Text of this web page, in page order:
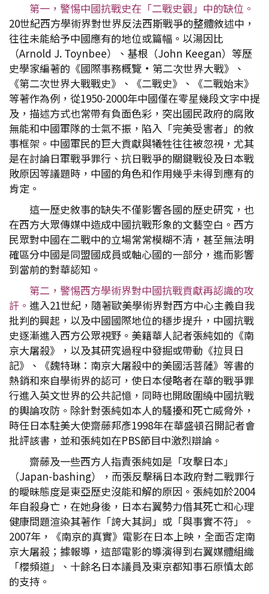
第一，警惕中國抗戰史在「二戰史觀」中的缺位。
20世紀西方學術界對世界反法西斯戰爭的整體敘述中，
往往未能給予中國應有的地位或篇幅。以湯因比
（Arnold J. Toynbee）、基根（John Keegan）等歷
史學家編著的《國際事務概覽•第二次世界大戰》、
《第二次世界大戰戰史》、《二戰史》、《二戰始末》
等著作為例，從1950-2000年中國僅在零星幾段文字中提
及，描述方式也常帶有負面色彩，突出國民政府的腐敗
無能和中國軍隊的士氣不振，陷入「完美受害者」的敘
事框架。中國軍民的巨大貢獻與犧牲往往被忽視，尤其
是在討論日軍戰爭罪行、抗日戰爭的關鍵戰役及日本戰
敗原因等議題時，中國的角色和作用幾乎未得到應有的
肯定。
這一歷史敘事的缺失不僅影響各國的歷史研究，也
在西方大眾傳媒中造成中國抗戰形象的文藝空白。西方
民眾對中國在二戰中的立場常常模糊不清，甚至無法明
確區分中國是同盟國成員或軸心國的一部分，進而影響
到當前的對華認知。
第二，警惕西方學術界對中國抗戰貢獻再認識的攻
訐。 進入21世紀，隨著歐美學術界對西方中心主義自我
批判的興起，以及中國國際地位的穩步提升，中國抗戰
史逐漸進入西方公眾視野。美籍華人記者張純如的《南
京大屠殺》，以及其研究過程中發掘或帶動《拉貝日
記》、《魏特琳：南京大屠殺中的美國活菩薩》等書的
熱銷和來自學術界的認可，使日本侵略者在華的戰爭罪
行進入英文世界的公共記憶，同時也開啟圍繞中國抗戰
的輿論攻防。除針對張純如本人的騷擾和死亡威脅外，
時任日本駐美大使齋藤邦彥1998年在華盛頓召開記者會
批評該書，並和張純如在PBS節目中激烈辯論。
齋藤及一些西方人指責張純如是「攻擊日本」
（Japan-bashing），而張反擊稱日本政府對二戰罪行
的曖昧態度是東亞歷史沒能和解的原因。張純如於2004
年自殺身亡，在她身後，日本右翼勢力借其死亡和心理
健康問題渲染其著作「誇大其詞」或「與事實不符」。
2007年，《南京的真實》電影在日本上映，全面否定南
京大屠殺；據報導，這部電影的導演得到右翼媒體組織
「櫻頻道」、十餘名日本議員及東京都知事石原慎太郎
的支持。